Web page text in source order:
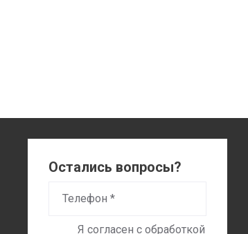
Остались вопросы?
Я согласен с обработкой